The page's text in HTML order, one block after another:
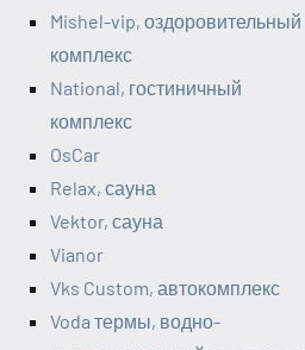
Mishel-vip, оздоровительный
комплекс
National, гостиничный
комплекс
OsCar
Relax, сауна
Vektor, сауна
Vianor
Vks Custom, автокомплекс
Voda термы, водно-